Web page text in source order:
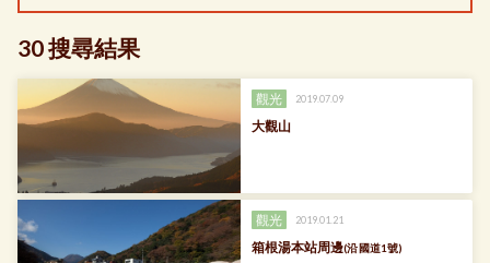
30 搜尋結果
觀光 2019.07.09
大觀山
觀光 2019.01.21
箱根湯本站周邊(沿國道1號)